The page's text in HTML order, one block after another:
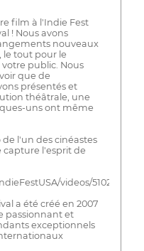
film à l'Indie Fest
! Nous avons
nouveaux
le tout pour le
public. Nous
que de
présentés et
théâtrale, une
uns ont même
l'un des cinéastes
capture l'esprit de
videos/
a été créé en 2007
passionnant et
exceptionnels